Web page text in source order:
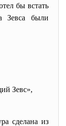
бы встать
Зевса были
Зевс»,
сделана из